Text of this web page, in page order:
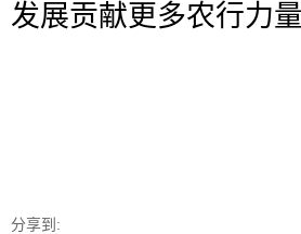
发展贡献更多农行力
分享到: